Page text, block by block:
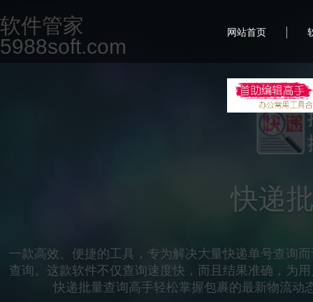
首
一款专为现代办公场景设计的集合软件，致力于提升
但不限于文档编辑、图片处理、PDF编辑
软件管家
5988soft.com
网站首页 |